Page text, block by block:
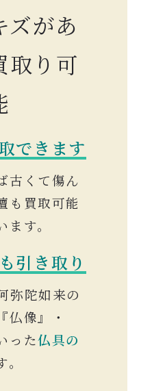
ズがあ
取り可
できます
古くて傷ん
も買取可能
す。
引き取り
弥陀如来の
仏像』・
った仏具の
。